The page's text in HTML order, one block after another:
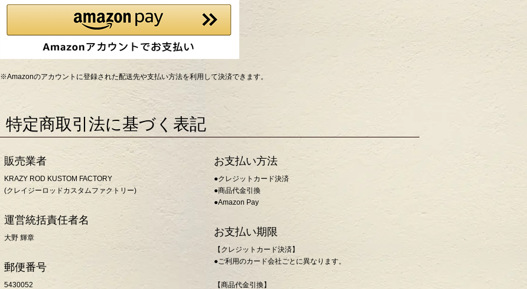
※Amazonのアカウントに登録された配送先や支払い方法を利用して決済できます。
特定商取引法に基づく表記
販売業者
KRAZY ROD KUSTOM FACTORY
(クレイジーロッドカスタムファクトリー)
運営統括責任者名
大野 輝章
郵便番号
5430052
お支払い方法
●クレジットカード決済
●商品代金引換
●Amazon Pay
お支払い期限
【クレジットカード決済】
●ご利用のカード会社ごとに異なります。
【商品代金引換】